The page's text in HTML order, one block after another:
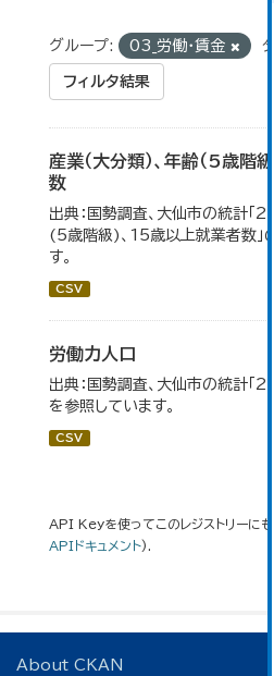
グループ: 03_労働・賃金
フィルタ結果
産業（大分類）、年齢（5歳階
数
出典：国勢調査、大仙市の統計
(5歳階級)、15歳以上就業者数」
す。
CSV
労働力人口
出典：国勢調査、大仙市の統計「
を参照しています。
CSV
API Keyを使ってこのレジストリーにも
APIドキュメント).
About CKAN